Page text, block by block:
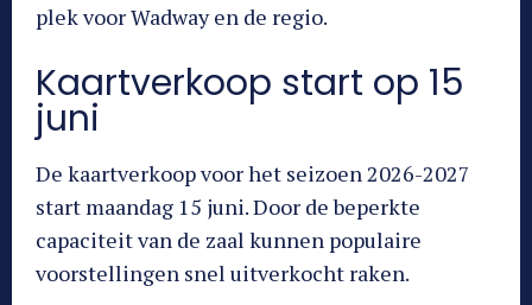
plek voor Wadway en de regio.
Kaartverkoop start op 15
juni
De kaartverkoop voor het seizoen 2026-2027
start maandag 15 juni. Door de beperkte
capaciteit van de zaal kunnen populaire
voorstellingen snel uitverkocht raken.